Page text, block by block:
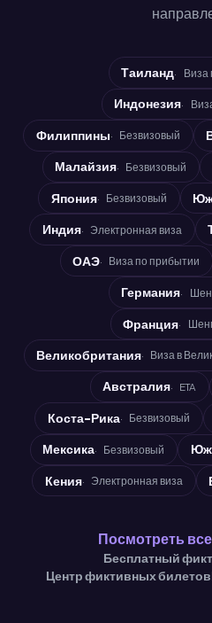
Таиланд Виза
Индонезия
Филиппины Безвизовый
Малайзия Безвизовый
Япония Безвизовый
Индия Электронная виза
ОАЭ Виза по прибытии
Германия
Франция
Великобритания Виза в
Австралия ETA
Коста-Рика Безвизовый
Мексика Безвизовый
Кения Электронная виза
Посмотреть
Бесплатный
Центр фиктивных билетов